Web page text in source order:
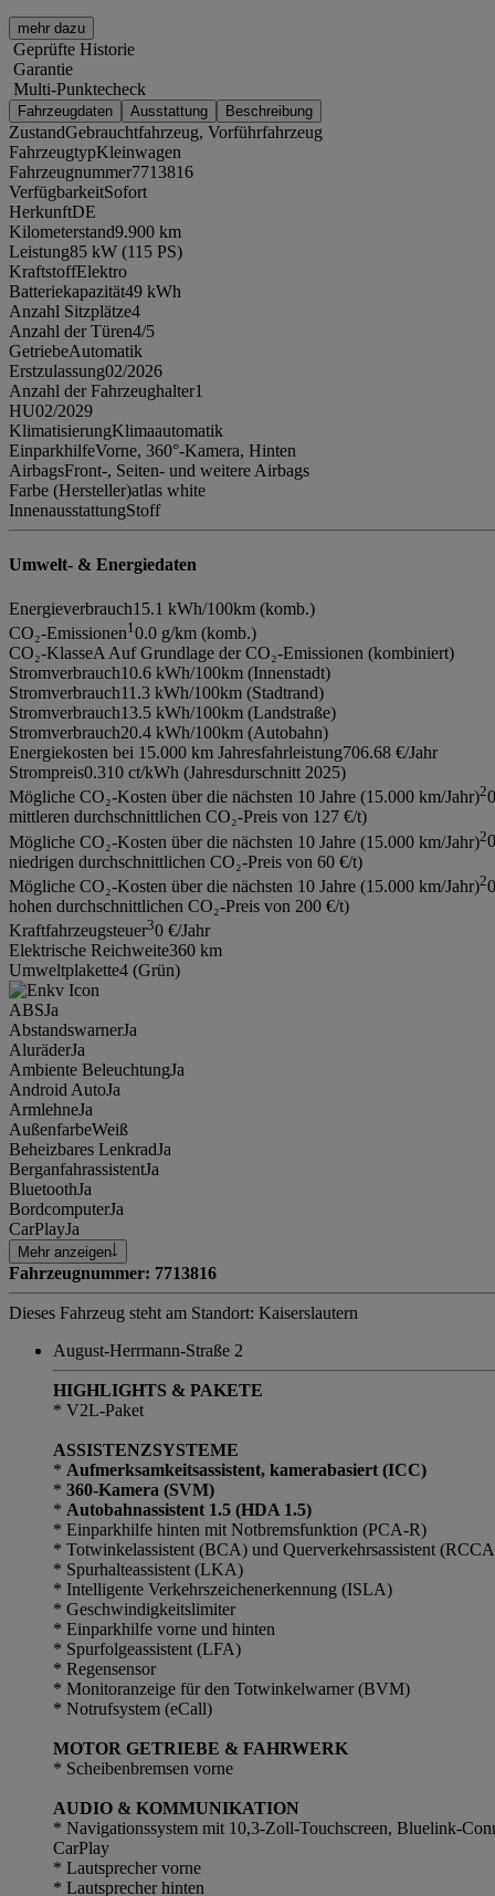
mehr dazu
Geprüfte Historie
Garantie
Multi-Punktecheck
Fahrzeugdaten Ausstattung Beschreibung
ZustandGebrauchtfahrzeug, Vorführfahrzeug
FahrzeugtypKleinwagen
Fahrzeugnummer7713816
VerfügbarkeitSofort
HerkunftDE
Kilometerstand9.900 km
Leistung85 kW (115 PS)
KraftstoffElektro
Batteriekapazität49 kWh
Anzahl Sitzplätze4
Anzahl der Türen4/5
GetriebeAutomatik
Erstzulassung02/2026
Anzahl der Fahrzeughalter1
HU02/2029
KlimatisierungKlimaautomatik
EinparkhilfeVorne, 360°-Kamera, Hinten
AirbagsFront-, Seiten- und weitere Airbags
Farbe (Hersteller)atlas white
InnenausstattungStoff
Umwelt- & Energiedaten
Energieverbrauch15.1 kWh/100km (komb.)
CO₂-Emissionen1 0.0 g/km (komb.)
CO₂-KlasseA Auf Grundlage der CO₂-Emissionen (kombiniert)
Stromverbrauch10.6 kWh/100km (Innenstadt)
Stromverbrauch11.3 kWh/100km (Stadtrand)
Stromverbrauch13.5 kWh/100km (Landstraße)
Stromverbrauch20.4 kWh/100km (Autobahn)
Energiekosten bei 15.000 km Jahresfahrleistung706.68 €/Jahr
Strompreis0.310 ct/kWh (Jahresdurschnitt 2025)
Mögliche CO₂-Kosten über die nächsten 10 Jahre (15.000 km/Jahr)2
mittleren durchschnittlichen CO₂-Preis von 127 €/t)
Mögliche CO₂-Kosten über die nächsten 10 Jahre (15.000 km/Jahr)2
niedrigen durchschnittlichen CO₂-Preis von 60 €/t)
Mögliche CO₂-Kosten über die nächsten 10 Jahre (15.000 km/Jahr)2
hohen durchschnittlichen CO₂-Preis von 200 €/t)
Kraftfahrzeugsteuer30 €/Jahr
Elektrische Reichweite360 km
Umweltplakette4 (Grün)
ABSJa
AbstandswarnerJa
AluräderJa
Ambiente BeleuchtungJa
Android AutoJa
ArmlehneJa
AußenfarbeWeiß
Beheizbares LenkradJa
BerganfahrassistentJa
BluetoothJa
BordcomputerJa
CarPlayJa
Mehr anzeigen
Fahrzeugnummer: 7713816
Dieses Fahrzeug steht am Standort: Kaiserslautern
August-Herrmann-Straße 2
HIGHLIGHTS & PAKETE
* V2L-Paket
ASSISTENZSYSTEME
* Aufmerksamkeitsassistent, kamerabasiert (ICC)
* 360-Kamera (SVM)
* Autobahnassistent 1.5 (HDA 1.5)
* Einparkhilfe hinten mit Notbremsfunktion (PCA-R)
* Totwinkelassistent (BCA) und Querverkehrsassistent
* Spurhalteassistent (LKA)
* Intelligente Verkehrszeichenerkennung (ISLA)
* Geschwindigkeitslimiter
* Einparkhilfe vorne und hinten
* Spurfolgeassistent (LFA)
* Regensensor
* Monitoranzeige für den Totwinkelwarner (BVM)
* Notrufsystem (eCall)
MOTOR GETRIEBE & FAHRWERK
* Scheibenbremsen vorne
AUDIO & KOMMUNIKATION
* Navigationssystem mit 10,3-Zoll-Touchscreen, Bluelink-
CarPlay
* Lautsprecher vorne
* Lautsprecher hinten